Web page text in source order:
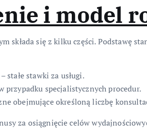
i model
składa się z kilku części. Podstawę
stałe stawki za usługi.
przypadku specjalistycznych procedur.
obejmujące określoną liczbę
za osiągnięcie celów